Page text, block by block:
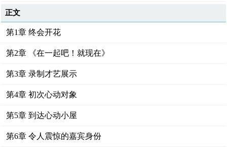
正文
第1章 终会开花
第2章 《在一起吧！就现在》
第3章 录制才艺展示
第4章 初次心动对象
第5章 到达心动小屋
第6章 令人震惊的嘉宾身份